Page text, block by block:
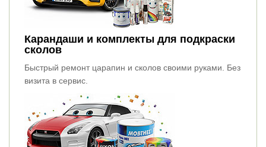
Карандаши и комплекты для подкраски
сколов
Быстрый ремонт царапин и сколов своими руками. Без
визита в сервис.